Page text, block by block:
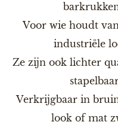
Voor wie houdt
industriële
Ze zijn ook lichter
Verkrijgbaar in
look of mat